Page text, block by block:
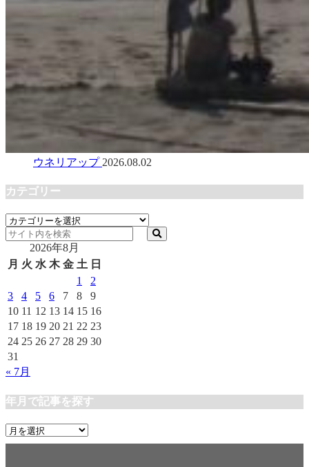
ウネリアップ 2026.08.02
カテゴリー
カ
テ
リ
2026年8月
月 火 水 木 金 土 日
1
2
3
4 5 6 7 8
9
10 11 12 13 14 15 16
17 18 19 20 21 22 23
24 25 26 27 28 29 30
31
« 7月
年月で記事を探す
年
月